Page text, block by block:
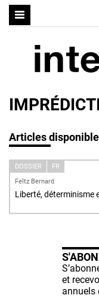
Articles
DOSSIER
FR
Feltz Bernard
Liberté, déterminisme
et
annuels